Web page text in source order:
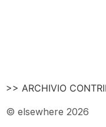
>> ARCHIVIO
© elsewhere 2026